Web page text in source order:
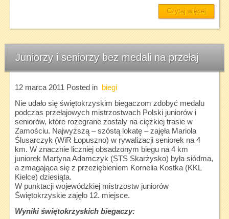
Czytaj więcej
Juniorzy i seniorzy bez medali na przełaj
12 marca 2011 Posted in
biegi
Nie udało się świętokrzyskim biegaczom zdobyć medalu
podczas przełajowych mistrzostwach Polski juniorów i
seniorów, które rozegrane zostały na ciężkiej trasie w
Zamościu. Najwyższą – szóstą lokatę – zajęła Mariola
Ślusarczyk (WiR Łopuszno) w rywalizacji seniorek na 4
km. W znacznie liczniej obsadzonym biegu na 4 km
juniorek Martyna Adamczyk (STS Skarżysko) była siódma,
a zmagająca się z przeziębieniem Kornelia Kostka (KKL
Kielce) dziesiąta.
W punktacji wojewódzkiej mistrzostw juniorów
Świętokrzyskie zajęło 12. miejsce.
Wyniki świętokrzyskich biegaczy: